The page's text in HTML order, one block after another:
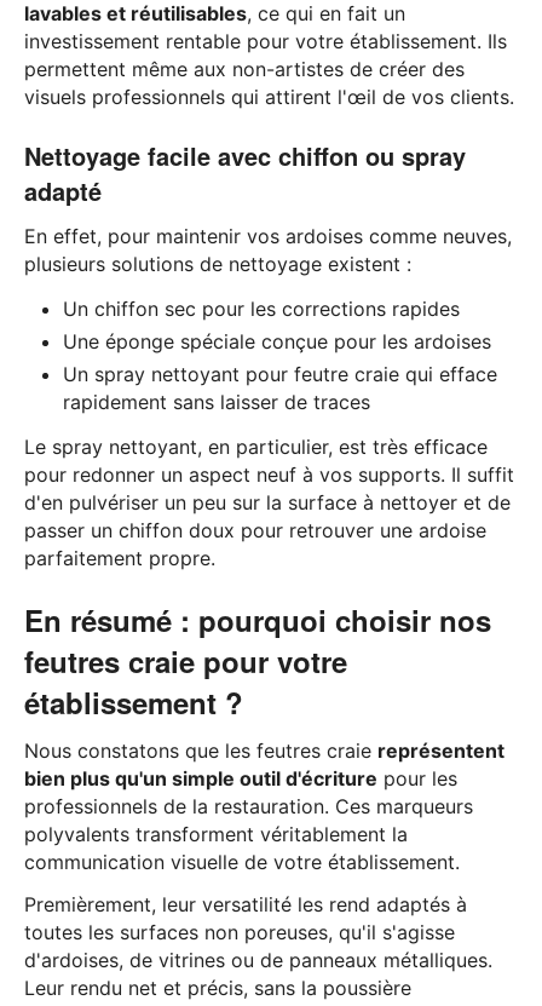
lavables et réutilisables, ce qui en fait un
investissement rentable pour votre établissement. Ils
permettent même aux non-artistes de créer des
visuels professionnels qui attirent l'œil de vos clients.
Nettoyage facile avec chiffon ou spray
adapté
En effet, pour maintenir vos ardoises comme neuves,
plusieurs solutions de nettoyage existent :
Un chiffon sec pour les corrections rapides
Une éponge spéciale conçue pour les ardoises
Un spray nettoyant pour feutre craie qui efface
rapidement sans laisser de traces
Le spray nettoyant, en particulier, est très efficace
pour redonner un aspect neuf à vos supports. Il suffit
d'en pulvériser un peu sur la surface à nettoyer et de
passer un chiffon doux pour retrouver une ardoise
parfaitement propre.
En résumé : pourquoi choisir nos
feutres craie pour votre
établissement ?
Nous constatons que les feutres craie représentent
bien plus qu'un simple outil d'écriture pour les
professionnels de la restauration. Ces marqueurs
polyvalents transforment véritablement la
communication visuelle de votre établissement.
Premièrement, leur versatilité les rend adaptés à
toutes les surfaces non poreuses, qu'il s'agisse
d'ardoises, de vitrines ou de panneaux métalliques.
Leur rendu net et précis, sans la poussière